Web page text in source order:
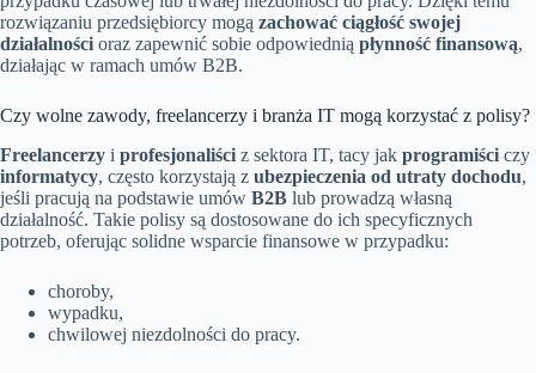
rozwiązaniu przedsiębiorcy mogą zachować ciągłość swojej
działalności oraz zapewnić sobie odpowiednią płynność finansową,
działając w ramach umów B2B.
Czy wolne zawody, freelancerzy i branża IT mogą korzystać z polisy?
Freelancerzy i profesjonaliści z sektora IT, tacy jak programiści czy
informatycy, często korzystają z ubezpieczenia od utraty dochodu,
jeśli pracują na podstawie umów B2B lub prowadzą własną
działalność. Takie polisy są dostosowane do ich specyficznych
potrzeb, oferując solidne wsparcie finansowe w przypadku:
choroby,
wypadku,
chwilowej niezdolności do pracy.